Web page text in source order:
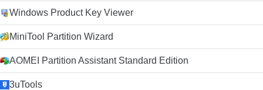
Windows Product Key Viewer
MiniTool Partition Wizard
AOMEI Partition Assistant Standard Edition
3uTools